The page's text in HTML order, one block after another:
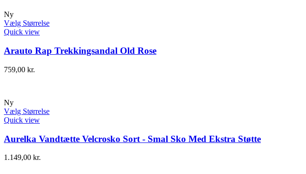
Ny
Vælg Størrelse
Quick view
Arauto Rap Trekkingsandal Old Rose
759,00 kr.
Ny
Vælg Størrelse
Quick view
Aurelka Vandtætte Velcrosko Sort - Smal Sko Med Ekstra Støtte
1.149,00 kr.